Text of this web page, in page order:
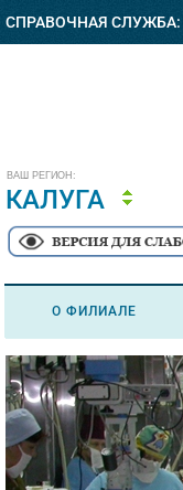
СПРАВОЧНАЯ СЛУЖБА:
ВАШ РЕГИОН:
КАЛУГА
О ФИЛИАЛЕ